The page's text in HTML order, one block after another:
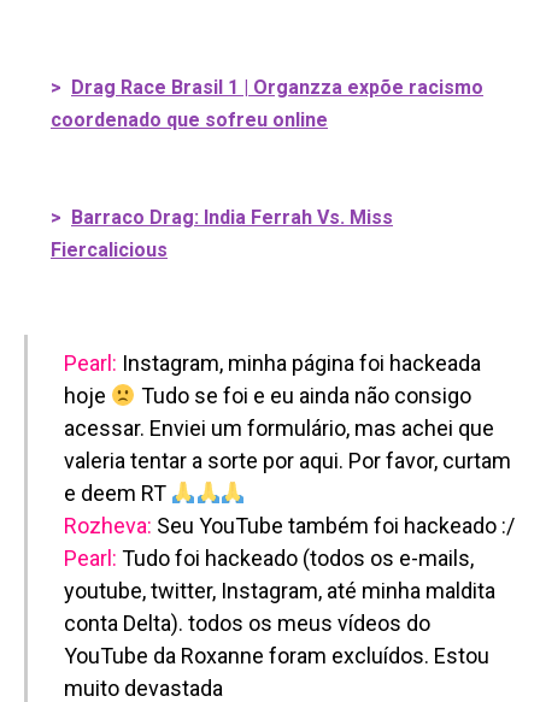
> Drag Race Brasil 1 | Organzza expõe racismo
coordenado que sofreu online
> Barraco Drag: India Ferrah Vs. Miss
Fiercalicious
Pearl: Instagram, minha página foi hackeada
hoje
Tudo se foi e eu ainda não consigo
acessar. Enviei um formulário, mas achei que
valeria tentar a sorte por aqui. Por favor, curtam
e deem RT
Rozheva: Seu YouTube também foi hackeado :/
Pearl: Tudo foi hackeado (todos os e-mails,
youtube, twitter, Instagram, até minha maldita
conta Delta). todos os meus vídeos do
YouTube da Roxanne foram excluídos. Estou
muito devastada